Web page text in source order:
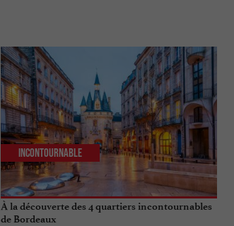
À la découverte des 4 quartiers incontournables
de Bordeaux
Incontournable